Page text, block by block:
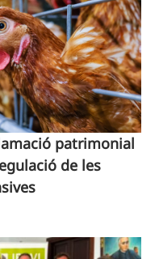
patrimonial
de les